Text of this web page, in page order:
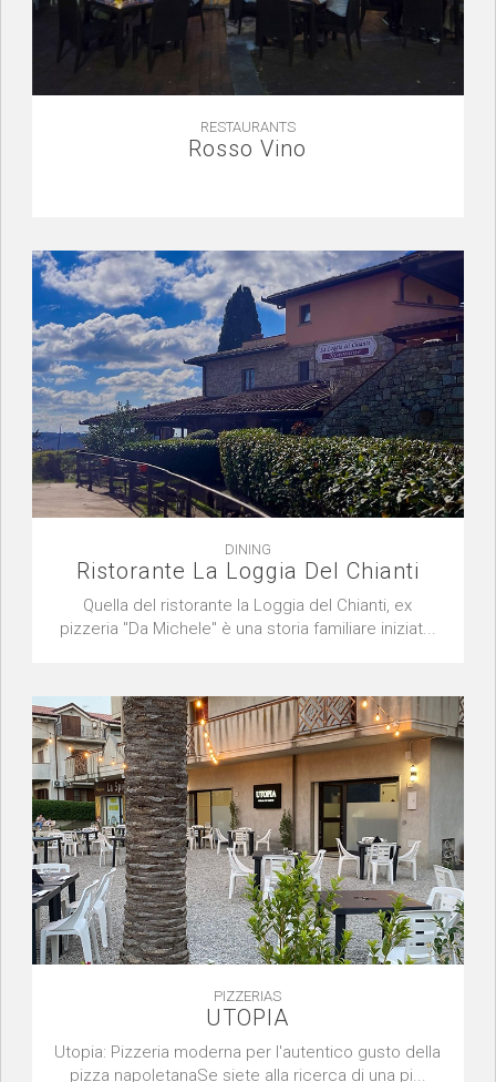
RESTAURANTS
Rosso Vino
DINING
Ristorante La Loggia Del Chianti
Quella del ristorante la Loggia del Chianti, ex
pizzeria "Da Michele" è una storia familiare iniziat...
PIZZERIAS
UTOPIA
Utopia: Pizzeria moderna per l'autentico gusto della
pizza napoletanaSe siete alla ricerca di una pi...